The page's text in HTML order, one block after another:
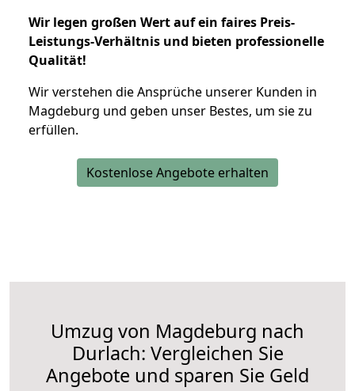
Wir legen großen Wert auf ein faires Preis-
Leistungs-Verhältnis und bieten professionelle
Qualität!
Wir verstehen die Ansprüche unserer Kunden in
Magdeburg und geben unser Bestes, um sie zu
erfüllen.
Kostenlose Angebote erhalten
Umzug von Magdeburg nach
Durlach: Vergleichen Sie
Angebote und sparen Sie Geld